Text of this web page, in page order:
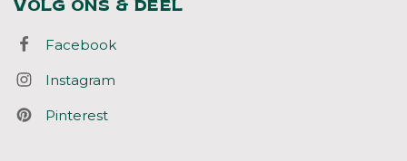
VOLG ONS & DEEL
Facebook
Instagram
Pinterest